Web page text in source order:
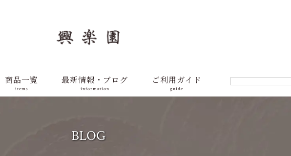
商品一覧
items
最新情報・ブログ
information
ご利用ガイド
guide
BLOG